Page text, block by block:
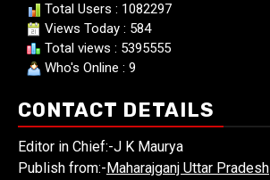
Total Users : 1082297
Views Today : 584
Total views : 5395555
Who's Online : 9
CONTACT DETAILS
Editor in Chief:-J K Maurya
Publish from:- Maharajganj Uttar Pradesh